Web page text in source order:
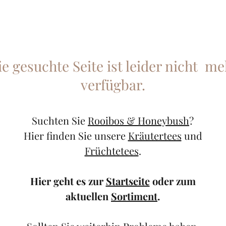
gesuchte Seite ist leider nicht
verfügbar.
Suchten Sie Rooibos & Honeybush?
Hier finden Sie unsere Kräutertees und
Früchtetees.
Hier geht es zurStartseiteoder zum
aktuellen Sortiment.